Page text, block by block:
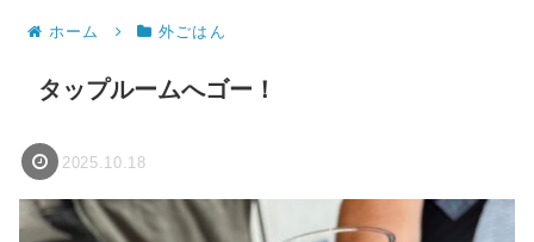
ホーム 外ごはん
タップルームへゴー！
2025.10.18